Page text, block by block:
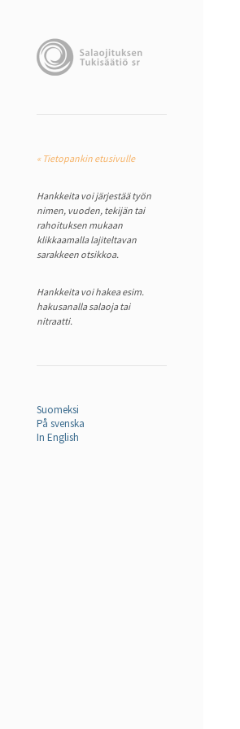
« Tietopankin etusivulle
Hankkeita voi järjestää työn
nimen, vuoden, tekijän tai
rahoituksen mukaan
klikkaamalla lajiteltavan
sarakkeen otsikkoa.
Hankkeita voi hakea esim.
hakusanalla salaoja tai
nitraatti.
Suomeksi
På svenska
In English